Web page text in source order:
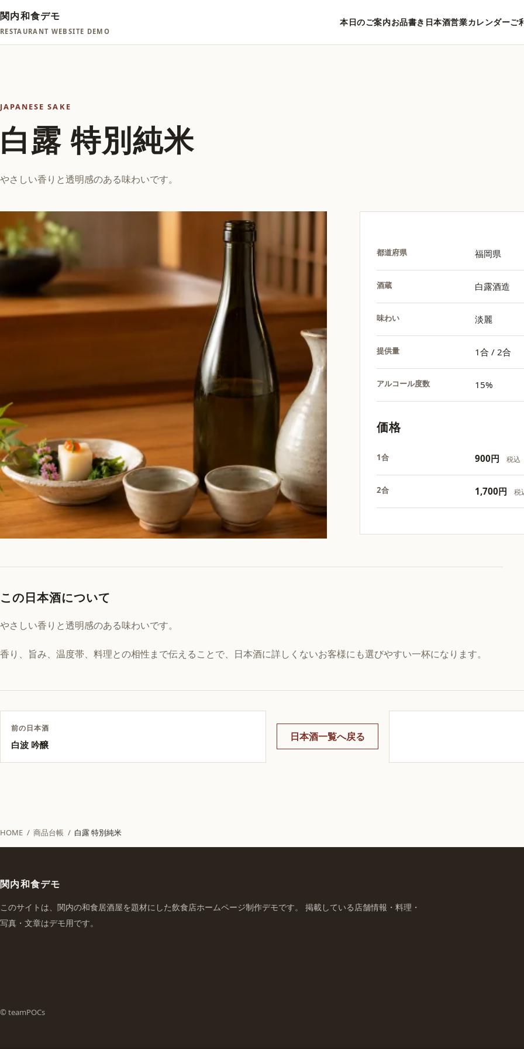
関内和食デモ
RESTAURANT WEBSITE DEMO
本日のご案内お品書き 日本酒営業カレンダーご
JAPANESE SAKE
白露 特別純米
やさしい香りと透明感のある味わいです。
都道府県 福岡県
酒蔵 白露酒造
味わい 淡麗
提供量 1合 / 2合
アルコール度数 15%
価格
1合 900円 税込
2合 1,700円 税
この日本酒について
やさしい香りと透明感のある味わいです。
香り、旨み、温度帯、料理との相性まで伝えることで、日本酒に詳しくないお客様にも選びやすい一杯になります。
前の日本酒
白波 吟醸
日本酒一覧へ戻る
HOME / 商品台帳 / 白露 特別純米
関内和食デモ
このサイトは、関内の和食居酒屋を題材にした飲食店ホームページ制作デモです。 掲載している店舗情報・料理・
写真・文章はデモ用です。
© teamPOCs